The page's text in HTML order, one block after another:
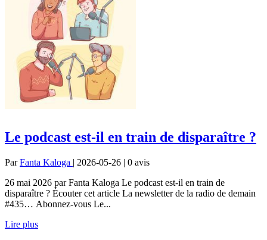
Le podcast est-il en train de disparaître ?
ParFanta Kaloga | 2026-05-26 | 0 avis
26 mai 2026 par Fanta Kaloga Le podcast est-il en train de
disparaître ? Écouter cet article La newsletter de la radio de demain
#435… Abonnez-vous Le...
Lire plus